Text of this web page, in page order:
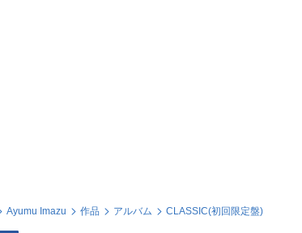
Ayumu Imazu 作品 アルバム CLASSIC(初回限定盤)